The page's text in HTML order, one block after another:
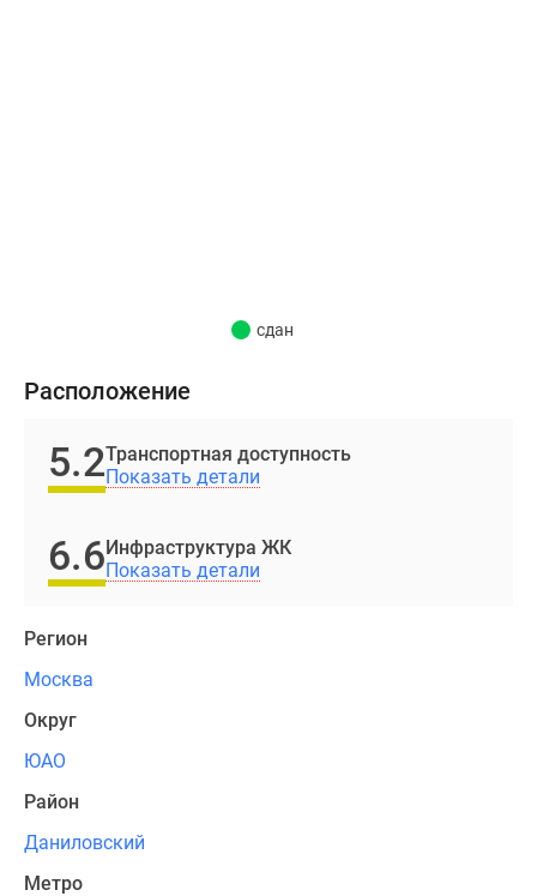
Дорога
Кремля
Сити»
займет
более
30
минут
автомобиле,
до
«Домодедово»
ехать
сдан
Расположение
5.2Транспортная доступность
Показать детали
6.6Инфраструктура ЖК
Показать детали
Регион
Москва
Округ
ЮАО
Район
Даниловский
Метро